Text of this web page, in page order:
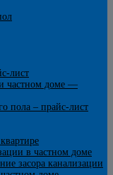
лист
и частном доме —
пола – прайс-лист
в частном доме
засора канализации